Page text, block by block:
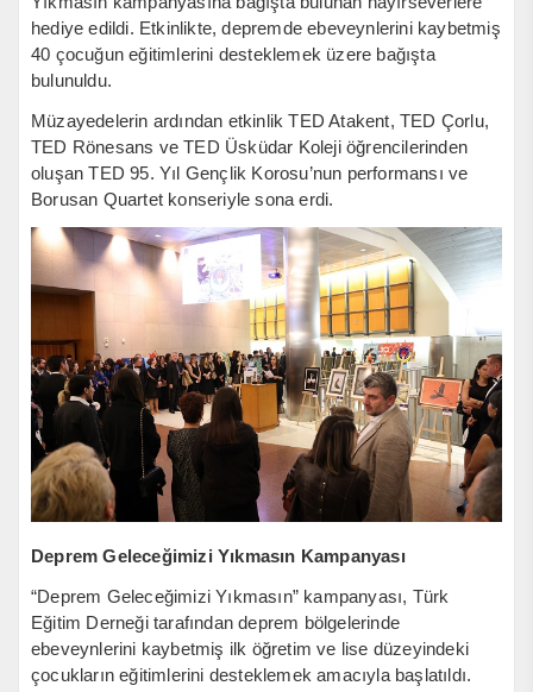
hediye edildi. Etkinlikte, depremde ebeveynlerini kaybetmiş
40 çocuğun eğitimlerini desteklemek üzere bağışta
bulunuldu.
Müzayedelerin ardından etkinlik TED Atakent, TED Çorlu,
TED Rönesans ve TED Üsküdar Koleji öğrencilerinden
oluşan TED 95. Yıl Gençlik Korosu’nun performansı ve
Borusan Quartet konseriyle sona erdi.
Deprem Geleceğimizi Yıkmasın Kampanyası
“Deprem Geleceğimizi Yıkmasın” kampanyası, Türk
Eğitim Derneği tarafından deprem bölgelerinde
ebeveynlerini kaybetmiş ilk öğretim ve lise düzeyindeki
çocukların eğitimlerini desteklemek amacıyla başlatıldı.